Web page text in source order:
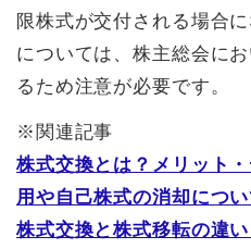
限株式が交付される場合
については、株主総会に
るため注意が必要です。
※関連記事
株式交換とは？メリット
用や自己株式の消却につ
株式交換と株式移転の違